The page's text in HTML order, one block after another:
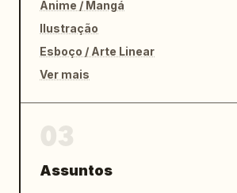
Anime / Mangá
Ilustração
Esboço / Arte Linear
Ver mais
Assuntos